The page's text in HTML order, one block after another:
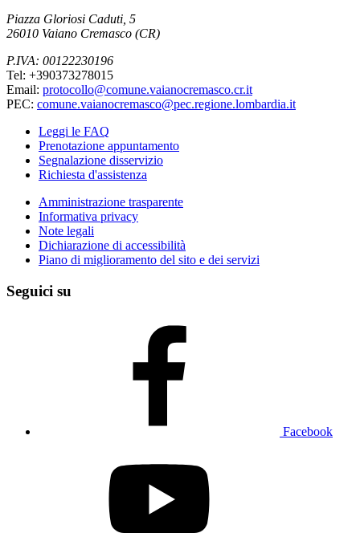
Piazza Gloriosi Caduti, 5
26010 Vaiano Cremasco (CR)
P.IVA: 00122230196
Tel: +390373278015
Email: protocollo@comune.vaianocremasco.cr.it
PEC: comune.vaianocremasco@pec.regione.lombardia.it
Leggi le FAQ
Prenotazione appuntamento
Segnalazione disservizio
Richiesta d'assistenza
Amministrazione trasparente
Informativa privacy
Note legali
Dichiarazione di accessibilità
Piano di miglioramento del sito e dei servizi
Seguici su
Facebook